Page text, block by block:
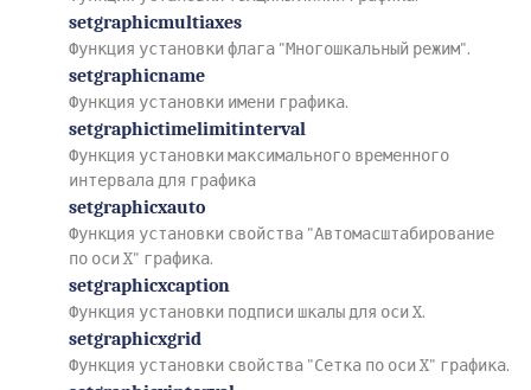
setgraphicmultiaxes
Функция установки флага "Многошкальный режим".
setgraphicname
Функция установки имени графика.
setgraphictimelimitinterval
Функция установки максимального временного
интервала для графика
setgraphicxauto
Функция установки свойства "Автомасштабирование
по оси X" графика.
setgraphicxcaption
Функция установки подписи шкалы для оси X.
setgraphicxgrid
Функция установки свойства "Сетка по оси X" графика.